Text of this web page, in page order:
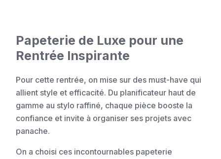
Papeterie de Luxe pour une
Rentrée Inspirante
Pour cette rentrée, on mise sur des must-have qui
allient style et efficacité. Du planificateur haut de
gamme au stylo raffiné, chaque pièce booste la
confiance et invite à organiser ses projets avec
panache.
On a choisi ces incontournables papeterie